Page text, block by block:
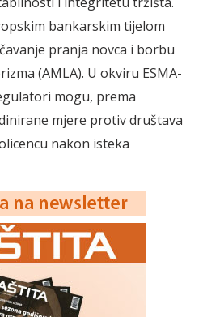
bankarskim tijelom
pranja novca i borbu
(AMLA). U okviru ESMA-
mogu, prema
mjere protiv društava
nakon isteka